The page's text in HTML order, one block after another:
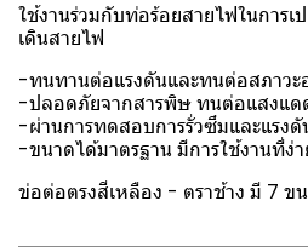
ใช้งานร่วมกับท่อร้อยสายไฟในการเ
เดินสายไฟ
-ทนทานต่อแรงดันและทนต่อสภาวะ
-ปลอดภัยจากสารพิษ ทนต่อแสงแด
-ผ่านการทดสอบการรั่วซึมและแรงดั
-ขนาดได้มาตรฐาน มีการใช้งานที่ง่
ข่อต่อตรงสีเหลือง - ตราช้าง มี 7 ข